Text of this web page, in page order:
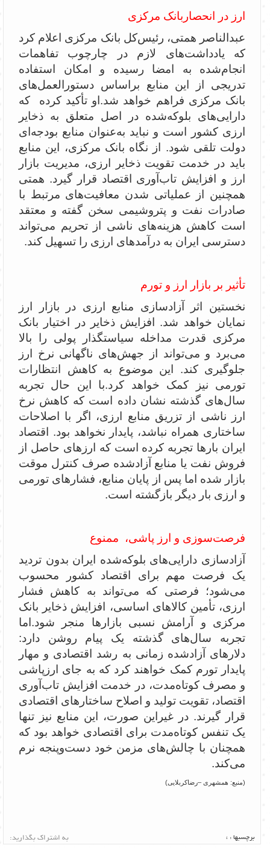
ارز در انحصاربانک مرکزی ‌
عبدالناصر همتی، رئیس‌کل بانک مرکزی‌ اعلام کرد‌
که یادداشت‌های لازم در چارچوب تفاهمات
انجام‌شده به امضا رسیده و امکان استفاده
تدریجی از این منابع براساس دستورالعمل‌های
بانک مرکزی فراهم خواهد شد.‌او تأکید کرده ‌ که
دارایی‌های بلوکه‌شده در اصل متعلق به ذخایر
ارزی کشور است و نباید به‌عنوان منابع بودجه‌ای
دولت تلقی شود. از نگاه بانک مرکزی، این منابع
باید در خدمت تقویت ذخایر ارزی، مدیریت بازار
ارز و افزایش تاب‌آوری اقتصاد قرار گیرد. همتی
همچنین از عملیاتی شدن معافیت‌های مرتبط با
صادرات نفت و پتروشیمی سخن گفته و معتقد
است کاهش هزینه‌های ناشی از تحریم می‌تواند
دسترسی ایران به درآمدهای ارزی را تسهیل کند.
تأثیر بر بازار ارز و تورم
نخستین اثر آزادسازی منابع ارزی در بازار ارز
نمایان خواهد شد. افزایش ذخایر در اختیار بانک
مرکزی قدرت مداخله سیاستگذار پولی را بالا
می‌برد و می‌تواند از جهش‌های ناگهانی نرخ ارز
جلوگیری کند. این موضوع به کاهش انتظارات
تورمی نیز کمک خواهد کرد.‌با این حال تجربه
سال‌های گذشته نشان داده است که کاهش نرخ
ارز ناشی از تزریق منابع ارزی، اگر با اصلاحات
ساختاری همراه نباشد، پایدار نخواهد بود. اقتصاد
ایران بارها تجربه کرده است که ارزهای حاصل از
فروش نفت یا منابع آزادشده صرف کنترل موقت
بازار شده اما پس از پایان منابع، فشارهای تورمی
و ارزی بار دیگر بازگشته است.
‌فرصت‌سوزی و ارز پاشی، ممنوع
آزادسازی دارایی‌های بلوکه‌شده ایران بدون تردید
یک فرصت مهم برای اقتصاد کشور محسوب
می‌شود؛ فرصتی که می‌تواند به کاهش فشار
ارزی، تأمین کالاهای اساسی، افزایش ذخایر بانک
مرکزی و آرامش نسبی بازارها منجر شود.‌اما
تجربه سال‌های گذشته یک پیام روشن دارد:
دلارهای آزادشده زمانی به رشد اقتصادی و مهار
پایدار تورم کمک خواهند کرد که به جای ارزپاشی
و مصرف کوتاه‌مدت، در خدمت افزایش تاب‌آوری
اقتصاد، تقویت تولید و اصلاح ساختارهای اقتصادی
قرار گیرند. در غیراین صورت، این منابع نیز تنها
یک تنفس کوتاه‌مدت برای اقتصادی خواهد بود که
همچنان با چالش‌های مزمن خود دست‌وپنجه نرم
می‌کند.
(منبع: همشهری –رضاکربلایی)
برچسبها : ، به اشتراک بگذارید: